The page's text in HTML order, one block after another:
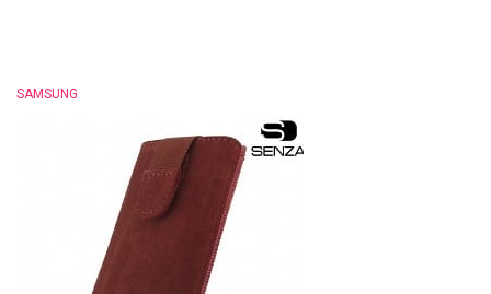
SAMSUNG